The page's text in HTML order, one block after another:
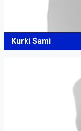
Kurki Sami